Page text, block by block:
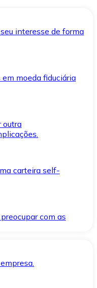
interesse de forma
moeda fiduciária
outra
carteira self-
com as